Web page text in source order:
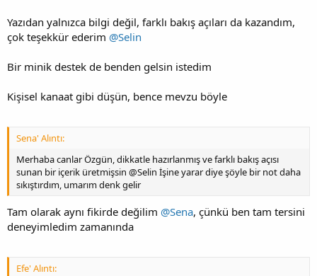
Yazıdan yalnızca bilgi değil, farklı bakış açıları da kazandım,
çok teşekkür ederim @Selin
Bir minik destek de benden gelsin istedim
Kişisel kanaat gibi düşün, bence mevzu böyle
Sena' Alıntı:
Merhaba canlar Özgün, dikkatle hazırlanmış ve farklı bakış açısı
sunan bir içerik üretmişsin @Selin İşine yarar diye şöyle bir not daha
sıkıştırdım, umarım denk gelir
Tam olarak aynı fikirde değilim @Sena, çünkü ben tam tersini
deneyimledim zamanında
Efe' Alıntı: